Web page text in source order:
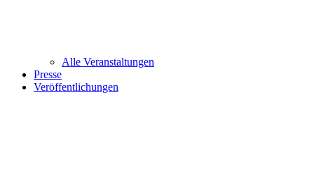
Alle Veranstaltungen
Presse
Veröffentlichungen